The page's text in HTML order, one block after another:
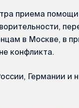
приема
в Москве, в
конфликта.
Германии и